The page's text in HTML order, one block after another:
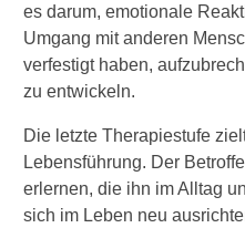
es darum, emotionale
Umgang mit anderen
verfestigt haben,
zu entwickeln.
Die letzte Therapiestufe
Lebensführung. Der
erlernen, die ihn im Alltag
sich im Leben neu